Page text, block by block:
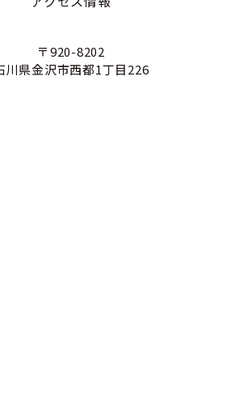
〒920-8202
川県金沢市西都1丁目226